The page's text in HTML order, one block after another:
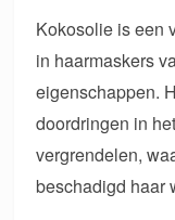
Kokosolie is een
in haarmaskers
eigenschappen.
doordringen in
vergrendelen,
beschadigd haar